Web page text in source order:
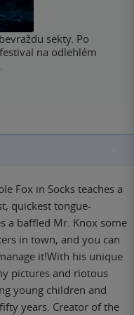
sekty. Po
na odlehlém
Fox in Socks teaches a
quickest tongue-
a baffled Mr. Knox some
in town, and you can
it!With his unique
pictures and riotous
young children and
years. Creator of the